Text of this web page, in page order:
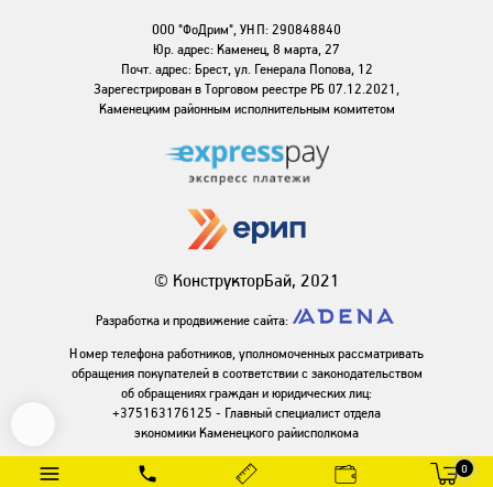
0
ООО "ФоДрим", УНП: 290848840
Юр. адрес: Каменец, 8 марта, 27
Почт. адрес: Брест, ул. Генерала Попова, 12
Зарегестрирован в Торговом реестре РБ 07.12.2021,
Каменецким районным исполнительным комитетом
© КонструкторБай, 2021
Разработка и продвижение сайта:
Номер телефона работников, уполномоченных рассматривать
обращения покупателей в соответствии с законодательством
об обращениях граждан и юридических лиц:
+375163176125 - Главный специалист отдела
экономики Каменецкого райисполкома